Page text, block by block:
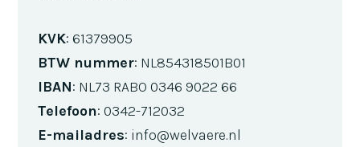
KVK: 61379905
BTW nummer: NL854318501B01
IBAN: NL73 RABO 0346 9022 66
Telefoon: 0342-712032
E-mailadres: info@welvaere.nl